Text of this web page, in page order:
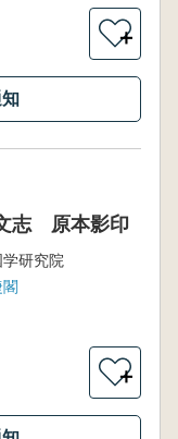
＋
志 原本影印
研究院
＋